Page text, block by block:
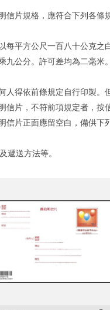
片規格，應符合下列各條
每平方公尺一百八十公克
九公分。許可差均為二毫
人得依前條規定自行印製
片，不符前項規定者，按
片正面應留空白，備供下
遞送方法等。